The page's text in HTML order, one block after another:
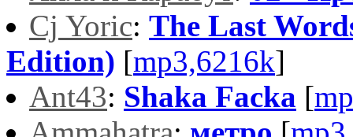
Cj Yoric: The Last
Edition) [mp3,6216k]
Ant43: Shaka Facka [